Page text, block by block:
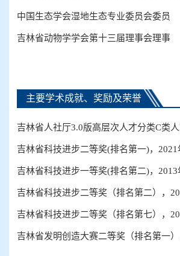
中国生态学会湿地生态专业委员会委员
吉林省动物学学会第十三届理事会理事
主要学术成就、奖励及荣誉
吉林省人社厅3.0版高层次人才分类C类
吉林省科技进步二等奖(排名第一)，2021
吉林省科技进步一等奖(排名第二)，2013
吉林省科技进步二等奖（排名第二），
吉林省科技进步二等奖（排名第七），
吉林省发明创造大赛二等奖（排名第一